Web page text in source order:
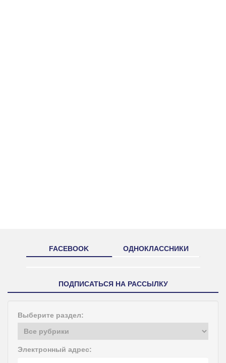
FACEBOOK ОДНОКЛАССНИКИ
ПОДПИСАТЬСЯ НА РАССЫЛКУ
Выберите раздел:
Электронный адрес: